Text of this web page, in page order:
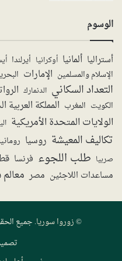
الوسوم
أستراليا ألمانيا أوكرانيا أيرلندا
الإسلام والمسلمين الإمارات
التعداد السكاني الدنمارك
الكويت المغرب المملكة العربية
الولايات المتحدة الأمريكية
تكاليف المعيشة روسيا
صربيا طلب اللجوء فرنسا
مساعدات اللاجئين مصر
©زوروا سوريا. جميع